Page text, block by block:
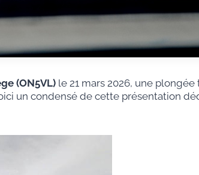
(ON5VL)le 21 mars 2026, une
un condensé de cette présentation